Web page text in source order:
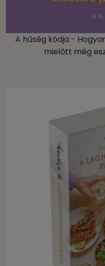
A hűség kódja -
mielőtt még